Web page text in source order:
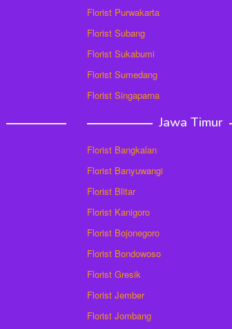
Florist Purwakarta
Florist Subang
Florist Sukabumi
Florist Sumedang
Florist Singaparna
Jawa Timur
Florist Bangkalan
Florist Banyuwangi
Florist Blitar
Florist Kanigoro
Florist Bojonegoro
Florist Bondowoso
Florist Gresik
Florist Jember
Florist Jombang